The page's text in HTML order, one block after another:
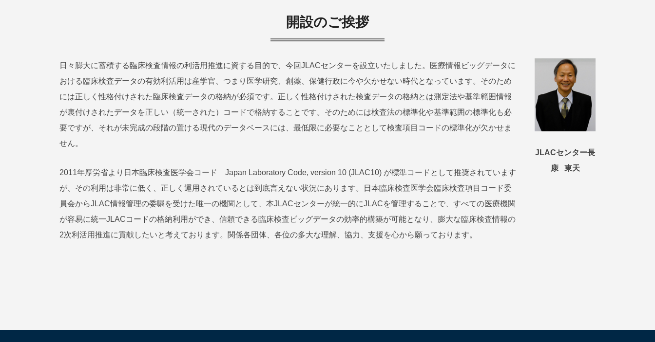
開設のご挨拶
日々膨大に蓄積する臨床検査情報の利活用推進に資する目的で、今回JLACセンターを設立いたしました。医療情報ビッグデータに
おける臨床検査データの有効利活用は産学官、つまり医学研究、創薬、保健行政に今や欠かせない時代となっています。そのため
には正しく性格付けされた臨床検査データの格納が必須です。正しく性格付けされた検査データの格納とは測定法や基準範囲情報
が裏付けされたデータを正しい（統一された）コードで格納することです。そのためには検査法の標準化や基準範囲の標準化も必
要ですが、それが未完成の段階の置ける現代のデータベースには、最低限に必要なこととして検査項目コードの標準化が欠かせま
せん。
2011年厚労省より日本臨床検査医学会コード Japan Laboratory Code, version 10 (JLAC10) が標準コードとして推奨されています
が、その利用は非常に低く、正しく運用されているとは到底言えない状況にあります。日本臨床検査医学会臨床検査項目コード委
員会からJLAC情報管理の委嘱を受けた唯一の機関として、本JLACセンターが統一的にJLACを管理することで、すべての医療機関
が容易に統一JLACコードの格納利用ができ、信頼できる臨床検査ビッグデータの効率的構築が可能となり、膨大な臨床検査情報の
2次利活用推進に貢献したいと考えております。関係各団体、各位の多大な理解、協力、支援を心から願っております。
JLACセンター長
康 東天